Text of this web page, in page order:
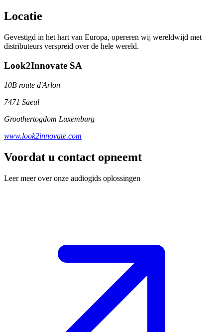
Locatie
Gevestigd in het hart van Europa, opereren wij wereldwijd met
distributeurs verspreid over de hele wereld.
Look2Innovate SA
10B route d'Arlon
7471 Saeul
Groothertogdom Luxemburg
www.look2innovate.com
Voordat u contact opneemt
Leer meer over onze audiogids oplossingen